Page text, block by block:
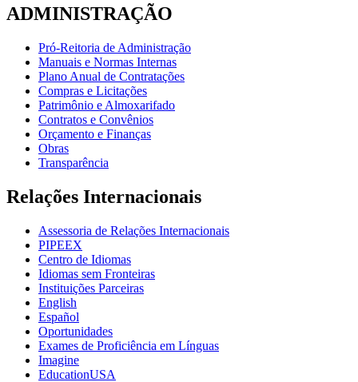
ADMINISTRAÇÃO
Pró-Reitoria de Administração
Manuais e Normas Internas
Plano Anual de Contratações
Compras e Licitações
Patrimônio e Almoxarifado
Contratos e Convênios
Orçamento e Finanças
Obras
Transparência
Relações Internacionais
Assessoria de Relações Internacionais
PIPEEX
Centro de Idiomas
Idiomas sem Fronteiras
Instituições Parceiras
English
Español
Oportunidades
Exames de Proficiência em Línguas
Imagine
EducationUSA